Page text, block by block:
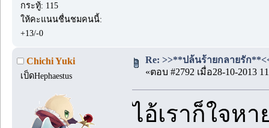
กระทู้: 115
ให้คะแนนชื่นชมคนนี้:
+13/-0
Chichi Yuki
เป็ดHephaestus
Re: >>**ปล้นร้ายกลายรัก
«ตอบ #2792 เมื่อ28-10-2013
ไอ้เราก็ใจห